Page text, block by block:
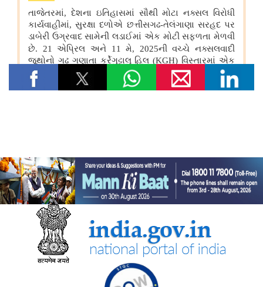
पेट्रोलियम एवं प्राकृतिक गैस मंत्रालय
तेल विपणन कंपनियों (ओएमसी) ने ई20 पेट्रोल में नमी और क्लोराइड की
मौजूदगी की जांच की: 500 पीपीएम क्लोराइड और नमी की मौजूदगी के दावों
की पुष्टि नहीं हुई
रेल मंत्रालय
विज्ञान एवं प्रौद्योगिकी मंत्रालय
सीएसआईआर-सीआरआरआई ने राजस्थान सरकार के समक्ष स्वदेशी
एमएसएस+ सड़क प्रौद्योगिकी का प्रदर्शन किया
सीएसआईआर-एनआईएससीपीआर ने “लोकप्रिय विज्ञान लेखन” पर दो दिवसीय
कौशल प्रशिक्षण कार्यक्रम आयोजित किया और प्रतिभागियों को सामान्य जन
तक विज्ञान का संचार करने के लिए प्रेरित किया
केन्‍द्रीय मंत्री डॉ. जितेंद्र सिंह ने लखनऊ में सीएसआईआर-एनबीआरआई द्वारा
विकसित अपनी तरह का पहला 'इको-एजुकेशनल हब' राष्ट्र को समर्पित किया